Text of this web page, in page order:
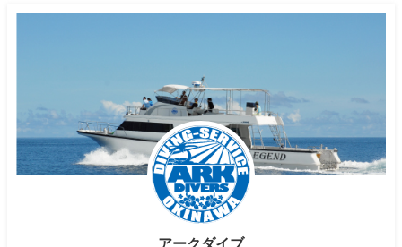
アークダイブ